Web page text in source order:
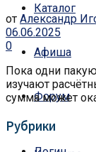
Каталог
Афиша
Форум
от Александр
06.06.2025
0
Пока одни
изучают
сумма может
Рубрики